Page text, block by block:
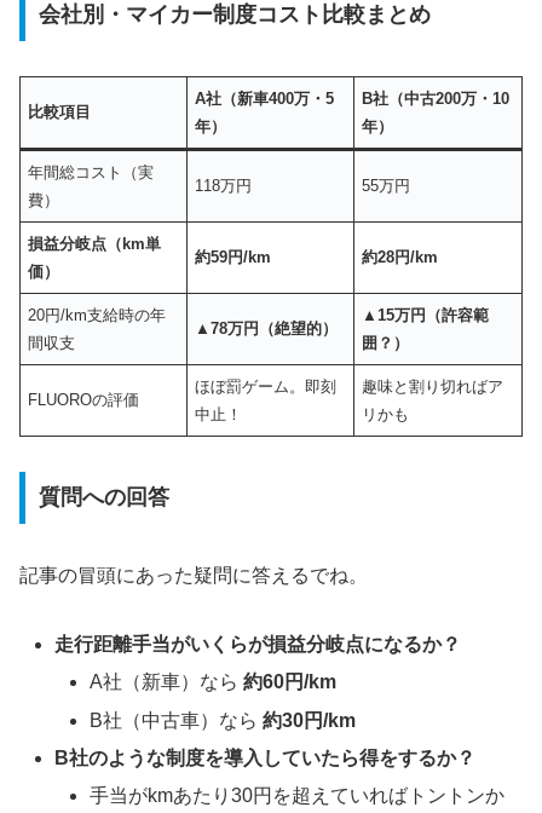
会社別・マイカー制度コスト比較まとめ
比較項目
A社（新車400万・5
年）
B社（中古200万・10
年）
年間総コスト（実
費）
118万円 55万円
損益分岐点（km単
価）
約59円/km 約28円/km
20円/km支給時の年
間収支
▲78万円（絶望的）
▲15万円（許容範
囲？）
FLUOROの評価
ほぼ罰ゲーム。即刻
中止！
趣味と割り切ればア
リかも
質問への回答
記事の冒頭にあった疑問に答えるでね。
走行距離手当がいくらが損益分岐点になるか？
A社（新車）なら約60円/km
B社（中古車）なら約30円/km
B社のような制度を導入していたら得をするか？
手当がkmあたり30円を超えていればトントンか